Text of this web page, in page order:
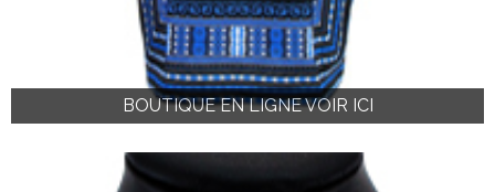
BOUTIQUE EN LIGNE VOIR ICI